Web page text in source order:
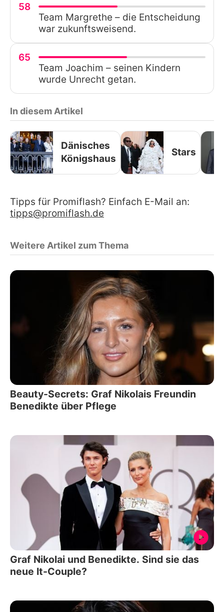
58
Team Margrethe – die Entscheidung
war zukunftsweisend.
65
Team Joachim – seinen Kindern
wurde Unrecht getan.
In diesem Artikel
Dänisches
Königshaus
Stars
Tipps für Promiflash? Einfach E-Mail an:
tipps@promiflash.de
Weitere Artikel zum Thema
Beauty-Secrets: Graf Nikolais Freundin
Benedikte über Pflege
Graf Nikolai und Benedikte. Sind sie das
neue It-Couple?